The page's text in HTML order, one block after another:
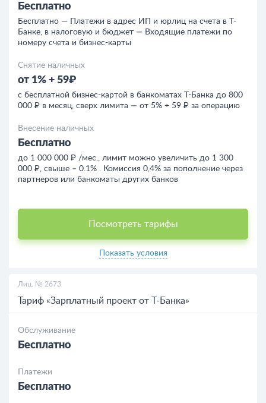
Бесплатно
Бесплатно — Платежи в адрес ИП и юрлиц на счета в Т-
Банке, в налоговую и бюджет — Входящие платежи по
номеру счета и бизнес-карты
Снятие наличных
от 1% + 59₽
с бесплатной бизнес-картой в банкоматах Т-Банка до 800
000 ₽ в месяц, сверх лимита — от 5% + 59 ₽ за операцию
Внесение наличных
Бесплатно
до 1 000 000 ₽ /мес., лимит можно увеличить до 1 300
000 ₽, свыше – 0.1% . Комиссия 0,4% за пополнение через
партнеров или банкоматы других банков
Посмотреть тарифы
Показать условия
Лиц. № 2673
Тариф «Зарплатный проект от Т-Банка»
Обслуживание
Бесплатно
Платежи
Бесплатно